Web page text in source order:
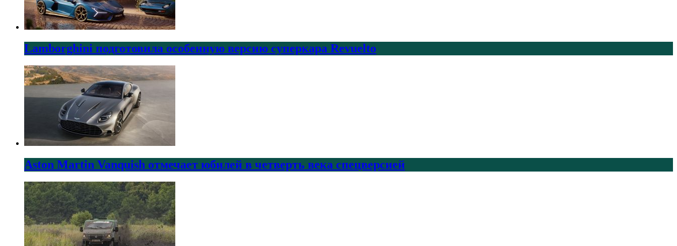
Lamborghini подготовила особенную версию суперкара Revuelto
Aston Martin Vanquish отмечает юбилей в четверть века спецверсией